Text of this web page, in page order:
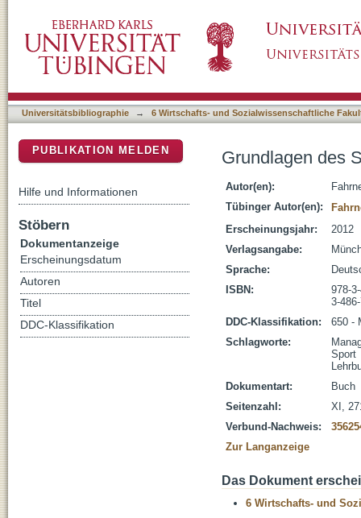
Universitätsbibliographie → 6 Wirtschafts- und Sozialwissenschaftliche
Grundlagen des
Autor(en):
Tübinger Autor(en):
Erscheinungsjahr:
2012
Verlagsangabe:
Sprache:
ISBN:
978-
3-
DDC-Klassifikation:
650 -
Schlagworte:
Sport
Dokumentart:
Buch
Seitenzahl:
XI,
Verbund-Nachweis:
Zur Langanzeige
Das Dokument
6 Wirtschafts- und
PUBLIKATION MELDEN
Hilfe und Informationen
Stöbern
Dokumentanzeige
Erscheinungsdatum
Autoren
Titel
DDC-Klassifikation